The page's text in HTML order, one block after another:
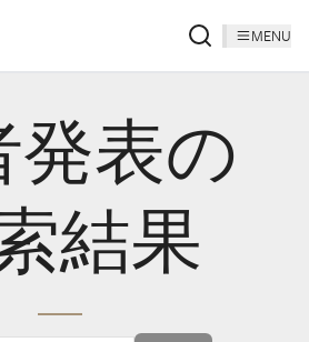
MENU
発表の
結果